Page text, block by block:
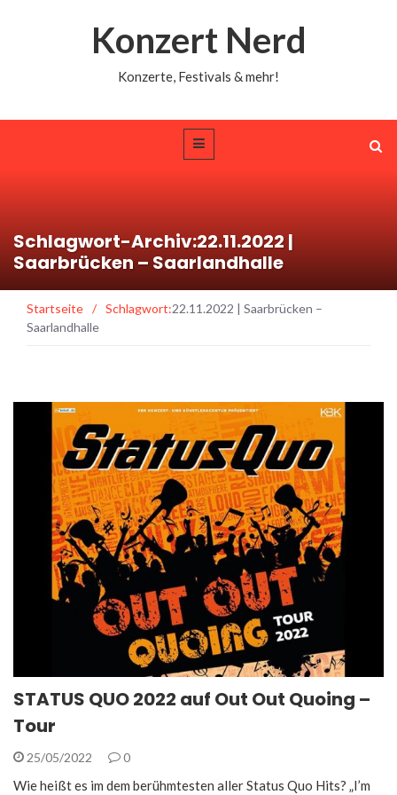
Konzert Nerd
Konzerte, Festivals & mehr!
Schlagwort-Archiv:22.11.2022 |
Saarbrücken – Saarlandhalle
Startseite / Schlagwort:22.11.2022 | Saarbrücken –
Saarlandhalle
STATUS QUO 2022 auf Out Out Quoing –
Tour
25/05/2022 0
Wie heißt es im dem berühmtesten aller Status Quo Hits? „I’m